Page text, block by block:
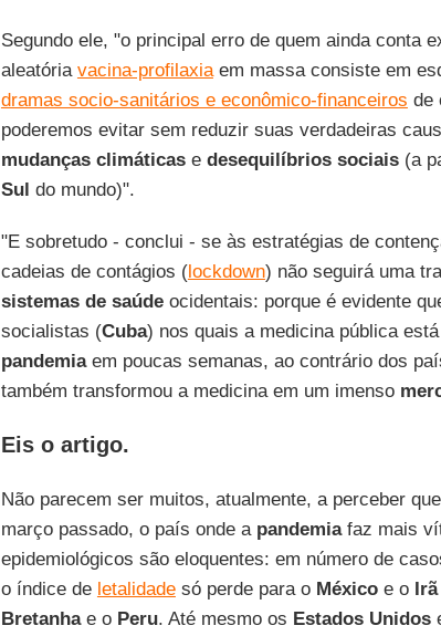
Segundo ele, "o principal erro de quem ainda conta
aleatória vacina-profilaxiaem massa consiste em
dramas socio-sanitários e econômico-financeiros de
poderemos evitar sem reduzir suas verdadeiras
mudanças climáticase desequilíbrios sociais(a
Sul do mundo)".
"E sobretudo - conclui - se às estratégias de
cadeias de contágios (lockdown) não seguirá uma
sistemas de saúdeocidentais: porque é evidente
socialistas (Cuba) nos quais a medicina pública
pandemiaem poucas semanas, ao contrário dos
também transformou a medicina em um imenso
Eis o artigo.
Não parecem ser muitos, atualmente, a perceber
março passado, o país onde a pandemiafaz mais
epidemiológicos são eloquentes: em número de
o índice de letalidadesó perde para o Méxicoe o Irã
Bretanhae o Peru. Até mesmo os Estados Unidos